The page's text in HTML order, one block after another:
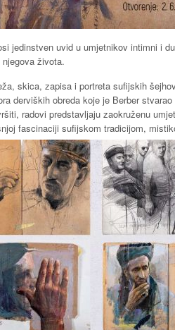
jedinstven uvid u umjetnikov intimni i
života.
skica, zapisa i portreta sufijskih
derviških obreda koje je Berber stvarao
radovi predstavljaju zaokruženu
fascinaciji sufijskom tradicijom,